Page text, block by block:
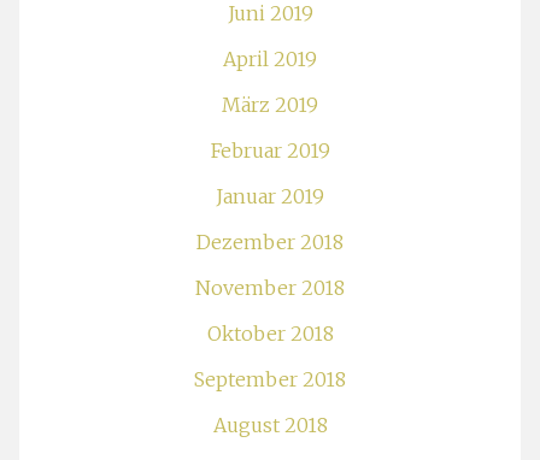
Juni 2019
April 2019
März 2019
Februar 2019
Januar 2019
Dezember 2018
November 2018
Oktober 2018
September 2018
August 2018